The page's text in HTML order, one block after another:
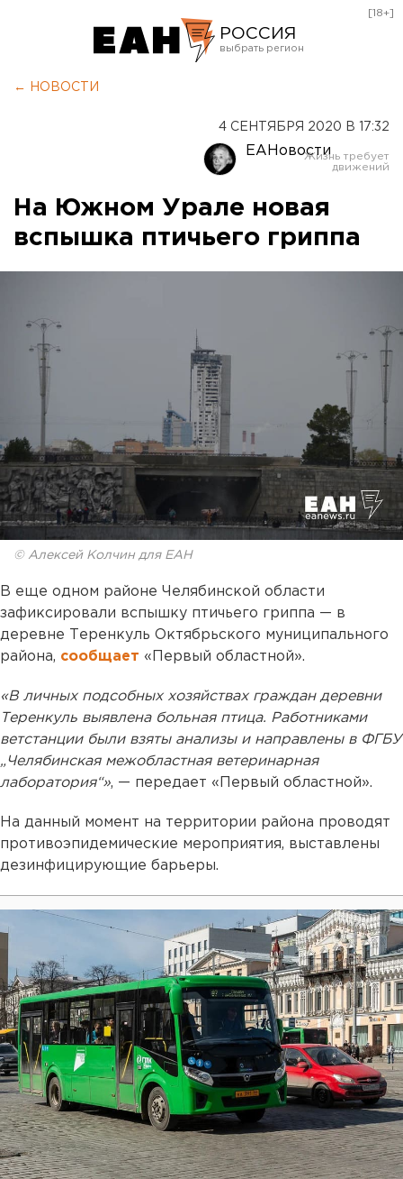
РОССИЯ
Оренбург
[18+]
← НОВОСТИ
4 СЕНТЯБРЯ 2020 В 17:32
ЕАНовости
На Южном Урале новая
вспышка птичьего гриппа
© Алексей Колчин для ЕАН
В еще одном районе Челябинской области
зафиксировали вспышку птичьего гриппа — в
деревне Теренкуль Октябрьского муниципального
района, сообщает «Первый областной».
«В личных подсобных хозяйствах граждан деревни
Теренкуль выявлена больная птица. Работниками
ветстанции были взяты анализы и направлены в ФГБУ
„Челябинская межобластная ветеринарная
лаборатория“», — передает «Первый областной».
На данный момент на территории района проводят
противоэпидемические мероприятия, выставлены
дезинфицирующие барьеры.